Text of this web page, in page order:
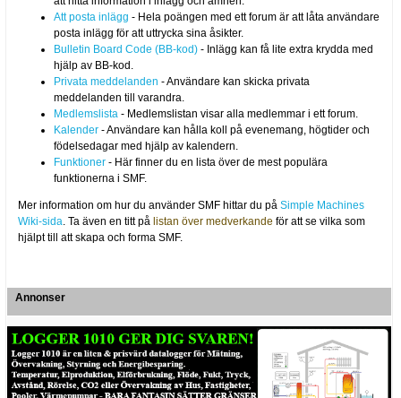
Att posta inlägg - Hela poängen med ett forum är att låta användare
posta inlägg för att uttrycka sina åsikter.
Bulletin Board Code (BB-kod) - Inlägg kan få lite extra krydda med
hjälp av BB-kod.
Privata meddelanden - Användare kan skicka privata
meddelanden till varandra.
Medlemslista - Medlemslistan visar alla medlemmar i ett forum.
Kalender - Användare kan hålla koll på evenemang, högtider och
födelsedagar med hjälp av kalendern.
Funktioner - Här finner du en lista över de mest populära
funktionerna i SMF.
Mer information om hur du använder SMF hittar du påSimple Machines
Wiki-sida. Ta även en titt på listan över medverkande för att se vilka som
hjälpt till att skapa och forma SMF.
Annonser